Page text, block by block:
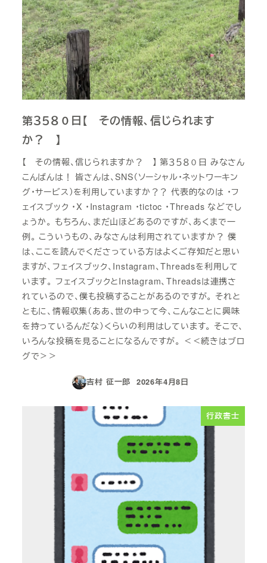
第３５８０日【 その情報、信じられます
か？ 】
【 その情報、信じられますか？ 】 第３５８０日 みなさん
こんばんは！ 皆さんは、SNS（ソーシャル・ネットワーキン
グ・サービス）を利用していますか？？ 代表的なのは ・フ
ェイスブック ・X ・Instagram ・tictoc ・Threads などでし
ょうか。 もちろん、まだ山ほどあるのですが、あくまで一
例。 こういうもの、みなさんは利用されていますか？ 僕
は、ここを読んでくださっている方はよくご存知だと思い
ますが、フェイスブック、Instagram、Threadsを利用して
います。 フェイスブックとInstagram、Threadsは連携さ
れているので、僕も投稿することがあるのですが。 それと
ともに、情報収集（ああ、世の中って今、こんなことに興味
を持っているんだな）くらいの利用はしています。 そこで、
いろんな投稿を見ることになるんですが。 ＜＜続きはブロ
グで＞＞
吉村 征一郎
投稿日
2026年4月8日
行政書士